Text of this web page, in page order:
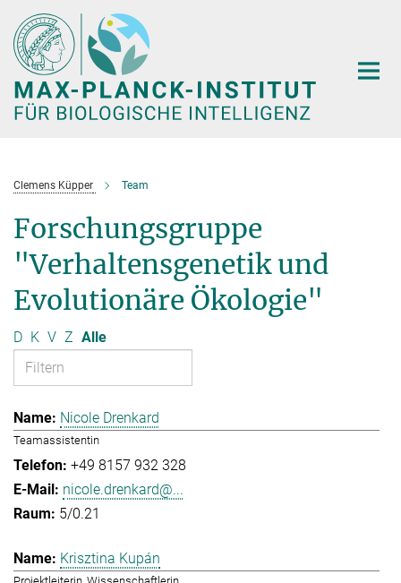
Hauptinhalt
Clemens Küpper Team
Forschungsgruppe
"Verhaltensgenetik und
Evolutionäre Ökologie"
D K V Z Alle
Nicole Drenkard
Teamassistentin
+49 8157 932 328
nicole.drenkard@...
5/0.21
Krisztina Kupán